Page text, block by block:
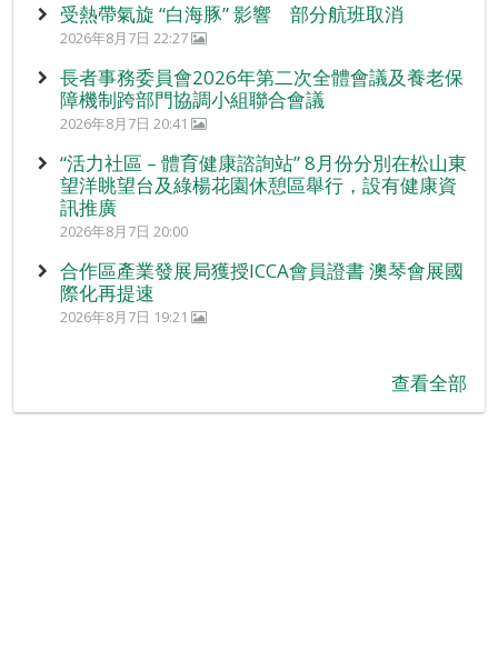
受熱帶氣旋 “白海豚” 影響 部分航班取消
2026年8月7日 22:27
長者事務委員會2026年第二次全體會議及養老保
障機制跨部門協調小組聯合會議
2026年8月7日 20:41
“活力社區 – 體育健康諮詢站” 8月份分別在松山東
望洋眺望台及綠楊花園休憩區舉行，設有健康資
訊推廣
2026年8月7日 20:00
合作區產業發展局獲授ICCA會員證書 澳琴會展國
際化再提速
2026年8月7日 19:21
查看全部